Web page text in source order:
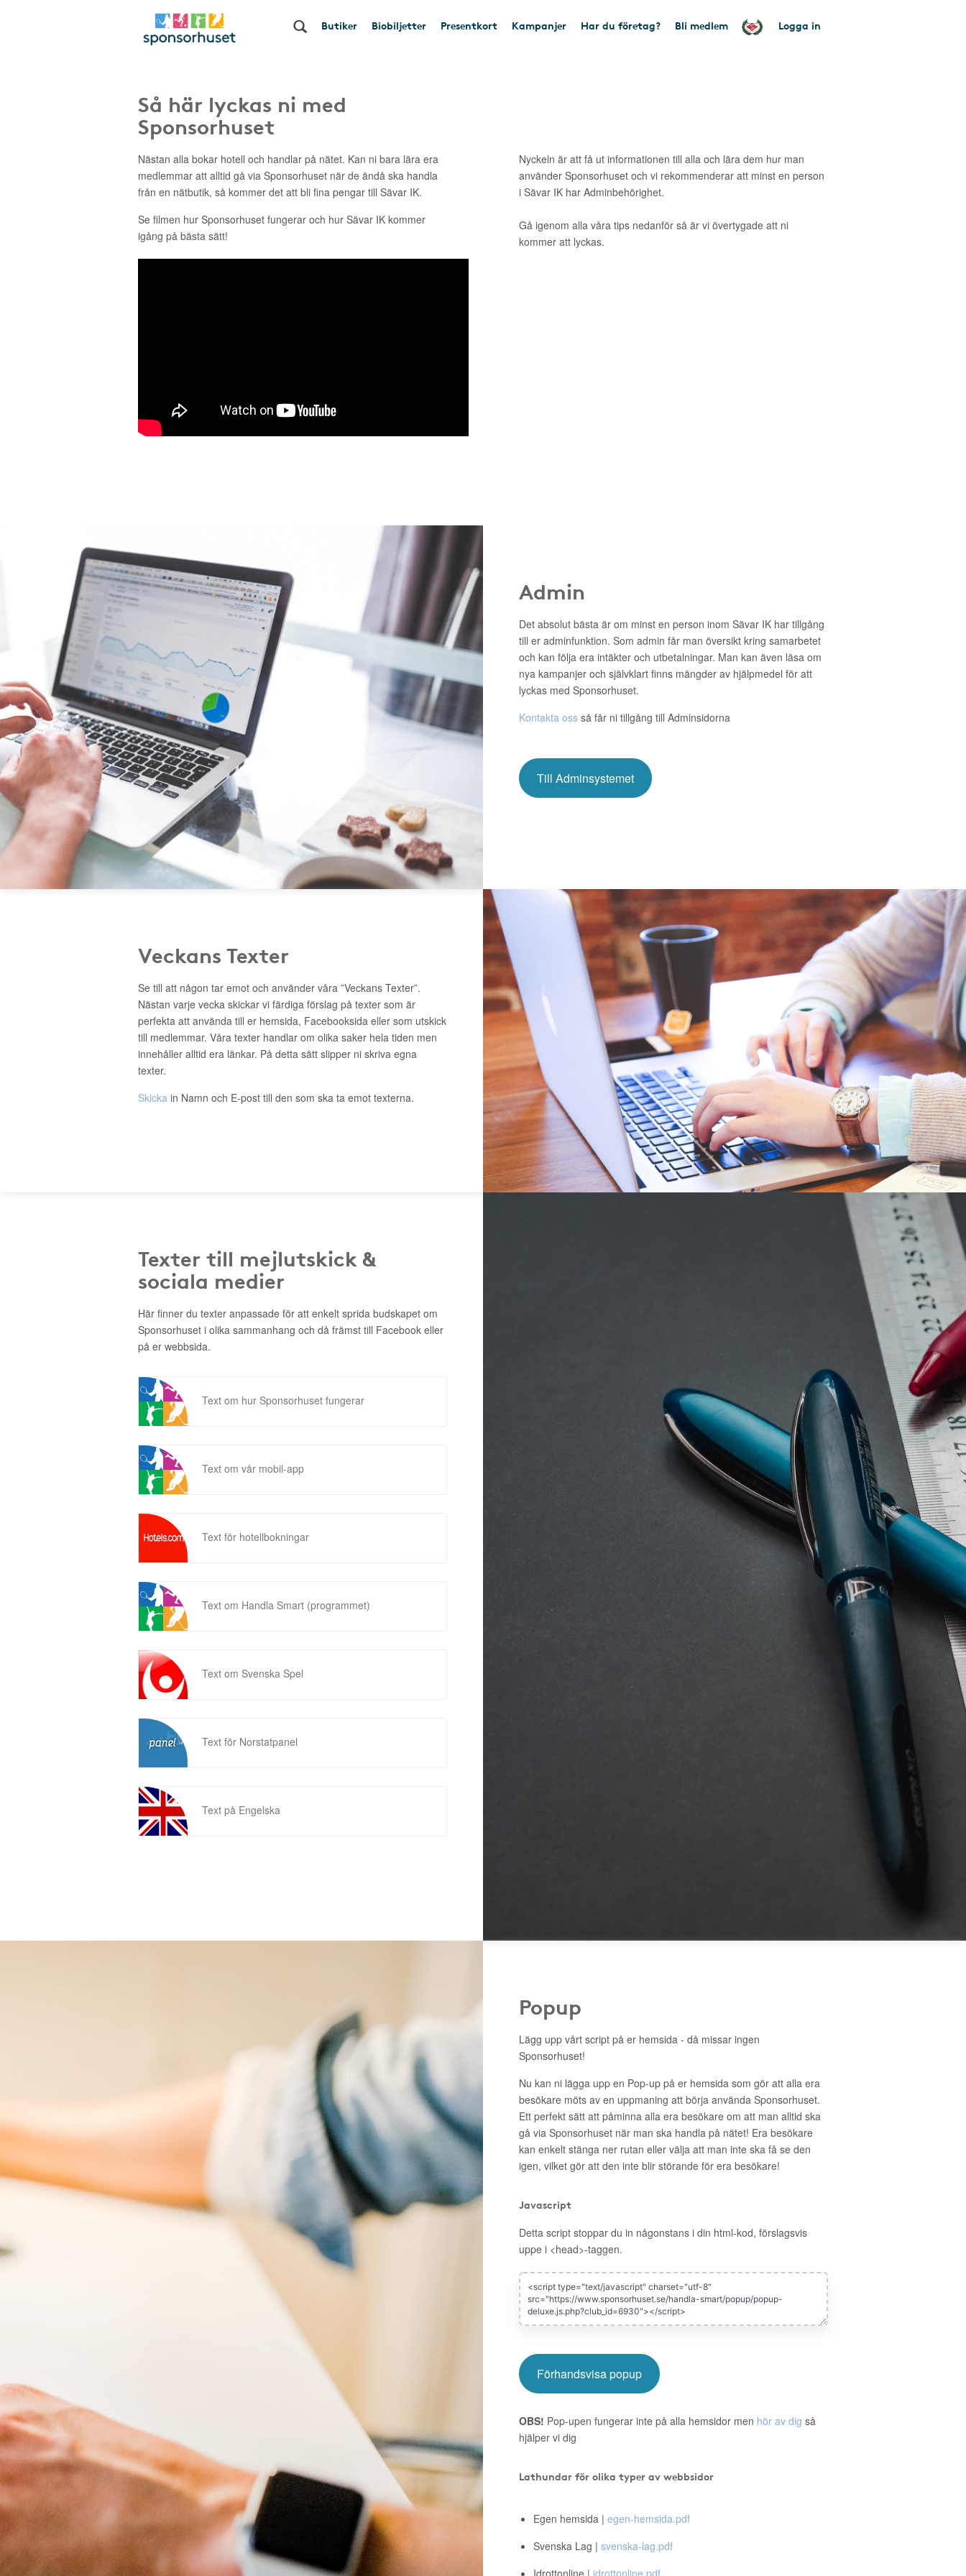
Butiker Biobiljetter Presentkort Kampanjer Har du företag? Bli medlem Logga in
Så här lyckas ni med
Sponsorhuset
Nästan alla bokar hotell och handlar på nätet. Kan ni bara lära era
medlemmar att alltid gå via Sponsorhuset när de ändå ska handla
från en nätbutik, så kommer det att bli fina pengar till Sävar IK.
Se filmen hur Sponsorhuset fungerar och hur Sävar IK kommer
igång på bästa sätt!
Nyckeln är att få ut informationen till alla och lära dem hur man
använder Sponsorhuset och vi rekommenderar att minst en person
i Sävar IK har Adminbehörighet.
Gå igenom alla våra tips nedanför så är vi övertygade att ni
kommer att lyckas.
Admin
Det absolut bästa är om minst en person inom Sävar IK har tillgång
till er adminfunktion. Som admin får man översikt kring samarbetet
och kan följa era intäkter och utbetalningar. Man kan även läsa om
nya kampanjer och självklart finns mängder av hjälpmedel för att
lyckas med Sponsorhuset.
Kontakta oss så får ni tillgång till Adminsidorna
Till Adminsystemet
Veckans Texter
Se till att någon tar emot och använder våra ”Veckans Texter”.
Nästan varje vecka skickar vi färdiga förslag på texter som är
perfekta att använda till er hemsida, Facebooksida eller som utskick
till medlemmar. Våra texter handlar om olika saker hela tiden men
innehåller alltid era länkar. På detta sätt slipper ni skriva egna
texter.
Skicka in Namn och E-post till den som ska ta emot texterna.
Texter till mejlutskick &
sociala medier
Här finner du texter anpassade för att enkelt sprida budskapet om
Sponsorhuset i olika sammanhang och då främst till Facebook eller
på er webbsida.
Text om hur Sponsorhuset fungerar
Text om vår mobil-app
Text för hotellbokningar
Text om Handla Smart (programmet)
Text om Svenska Spel
Text för Norstatpanel
Text på Engelska
Popup
Lägg upp vårt script på er hemsida - då missar ingen
Sponsorhuset!
Nu kan ni lägga upp en Pop-up på er hemsida som gör att alla era
besökare möts av en uppmaning att börja använda Sponsorhuset.
Ett perfekt sätt att påminna alla era besökare om att man alltid ska
gå via Sponsorhuset när man ska handla på nätet! Era besökare
kan enkelt stänga ner rutan eller välja att man inte ska få se den
igen, vilket gör att den inte blir störande för era besökare!
Javascript
Detta script stoppar du in någonstans i din html-kod, förslagsvis
uppe i <head>-taggen.
Förhandsvisa popup
OBS! Pop-upen fungerar inte på alla hemsidor men hör av dig så
hjälper vi dig
Lathundar för olika typer av webbsidor
Egen hemsida | egen-hemsida.pdf
Svenska Lag | svenska-lag.pdf
Idrottonline | idrottonline.pdf